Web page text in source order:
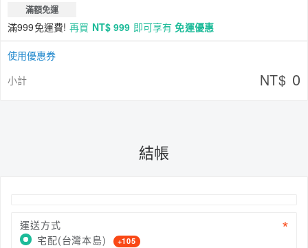
滿額免運
滿999免運費! 再買 NT$ 999 即可享有免運優惠
使用優惠券
小計
NT$ 0
結帳
運送方式
宅配(台灣本島)
+105